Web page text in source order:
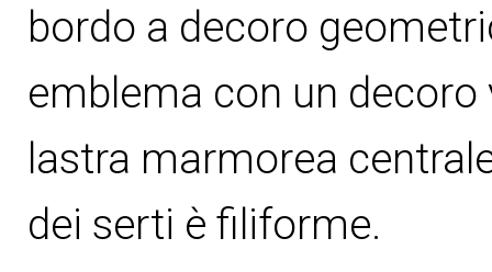
bordo a decoro
emblema con un
lastra marmorea
dei serti è filiforme.